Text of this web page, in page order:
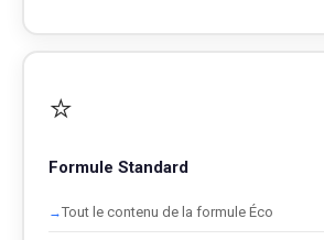
⭐
Formule Standard
Tout le contenu de la formule Éco